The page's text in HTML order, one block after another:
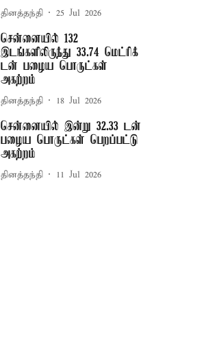
தினத்தந்தி 25 Jul 2026
சென்னையில் 132
இடங்களிலிருந்து 33.74 மெட்ரிக்
டன் பழைய பொருட்கள்
அகற்றம்
தினத்தந்தி 18 Jul 2026
சென்னையில் இன்று 32.33 டன்
பழைய பொருட்கள் பெறப்பட்டு
அகற்றம்
தினத்தந்தி 11 Jul 2026